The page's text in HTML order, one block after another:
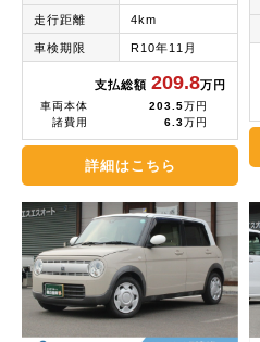
走行距離 4km
車検期限 R10年11月
支払総額 209.8万円
車両本体 203.5万円
諸費用
6.3万円
詳細はこちら